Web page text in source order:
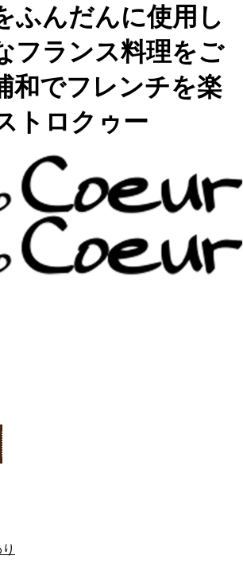
ふんだんに使用し
フランス料理をご
和でフレンチを楽
トロクゥー